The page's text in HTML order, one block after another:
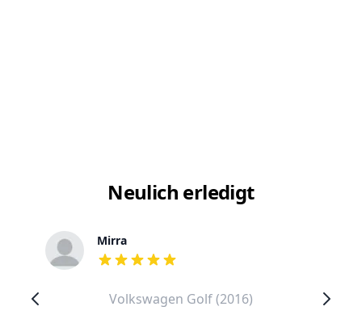
Neulich erledigt
Mirra
out of 5 stars
Volkswagen Golf (2016)